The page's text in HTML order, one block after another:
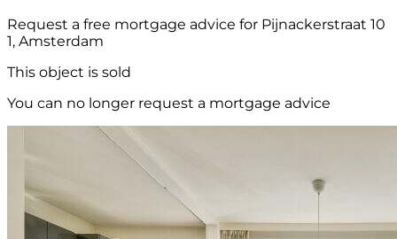
Request a free mortgage advice for Pijnackerstraat 10
1, Amsterdam
This object is sold
You can no longer request a mortgage advice